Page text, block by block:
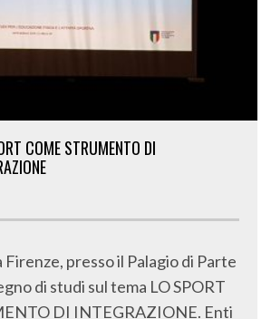
di studi sul tema LO SPORT
DI INTEGRAZIONE. Enti